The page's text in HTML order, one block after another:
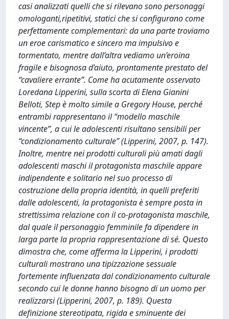
casi analizzati quelli che si rilevano sono personaggi
omologanti,ripetitivi, statici che si configurano come
perfettamente complementari: da una parte troviamo
un eroe carismatico e sincero ma impulsivo e
tormentato, mentre dall’altra vediamo un’eroina
fragile e bisognosa d’aiuto, prontamente prestato del
“cavaliere errante”. Come ha acutamente osservato
Loredana Lipperini, sulla scorta di Elena Gianini
Belloti, Step è molto simile a Gregory House, perché
entrambi rappresentano il “modello maschile
vincente”, a cui le adolescenti risultano sensibili per
“condizionamento culturale” (Lipperini, 2007, p. 147).
Inoltre, mentre nei prodotti culturali più amati dagli
adolescenti maschi il protagonista maschile appare
indipendente e solitario nel suo processo di
costruzione della propria identità, in quelli preferiti
dalle adolescenti, la protagonista è sempre posta in
strettissima relazione con il co-protagonista maschile,
dal quale il personaggio femminile fa dipendere in
larga parte la propria rappresentazione di sé. Questo
dimostra che, come afferma la Lipperini, i prodotti
culturali mostrano una tipizzazione sessuale
fortemente influenzata dal condizionamento culturale
secondo cui le donne hanno bisogno di un uomo per
realizzarsi (Lipperini, 2007, p. 189). Questa
definizione stereotipata, rigida e sminuente dei